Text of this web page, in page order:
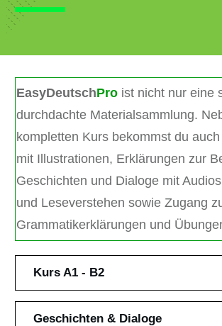
EasyDeutschPro ist nicht nur eine
durchdachte Materialsammlung.
kompletten Kurs bekommst du
mit Illustrationen, Erklärungen zur
Geschichten und Dialoge mit
und Leseverstehen sowie Zugang
Grammatikerklärungen und
Kurs A1 - B2
Geschichten & Dialoge